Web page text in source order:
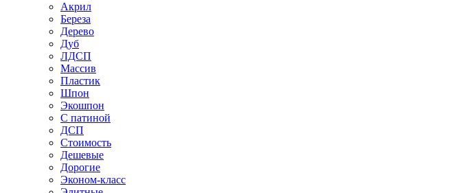
Акрил
Береза
Дерево
Дуб
ЛДСП
Массив
Пластик
Шпон
Экошпон
С патиной
ДСП
Стоимость
Дешевые
Дорогие
Эконом-класс